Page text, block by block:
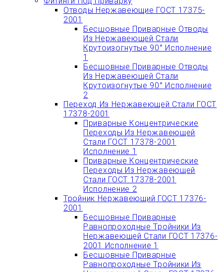
Отводы Нержавеющие ГОСТ 17375-
2001
Бесшовные Приварные Отводы
Из Нержавеющей Стали
Крутоизогнутые 90° Исполнение
1
Бесшовные Приварные Отводы
Из Нержавеющей Стали
Крутоизогнутые 90° Исполнение
2
Переход Из Нержавеющей Стали ГОСТ
17378-2001
Приварные Концентрические
Переходы Из Нержавеющей
Стали ГОСТ 17378-2001
Исполнение 1
Приварные Концентрические
Переходы Из Нержавеющей
Стали ГОСТ 17378-2001
Исполнение 2
Тройник Нержавеющий ГОСТ 17376-
2001
Бесшовные Приварные
Равнопроходные Тройники Из
Нержавеющей Стали ГОСТ 17376-
2001 Исполнение 1
Бесшовные Приварные
Равнопроходные Тройники Из